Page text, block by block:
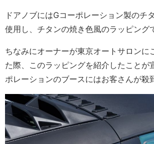
ドアノブにはGコーポレーション製のチ
使用し、チタンの焼き色風のラッピング
ちなみにオーナーが東京オートサロンに
た際、このラッピングを紹介したことが
ポレーションのブースにはお客さんが殺